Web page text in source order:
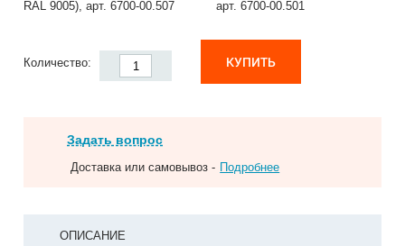
RAL 9005), арт. 6700-00.507 арт. 6700-00.501
Количество: КУПИТЬ
Задать вопрос
Доставка или самовывоз - Подробнее
ОПИСАНИЕ